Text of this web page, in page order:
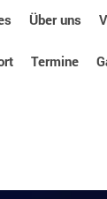
Über uns
Termine